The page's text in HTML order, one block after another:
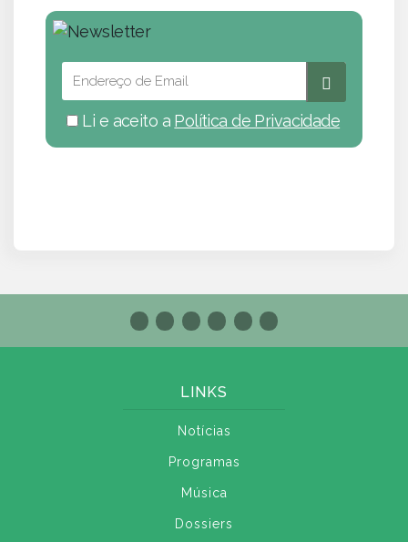
Li e aceito a Política de Privacidade
LINKS
Notícias
Programas
Música
Dossiers